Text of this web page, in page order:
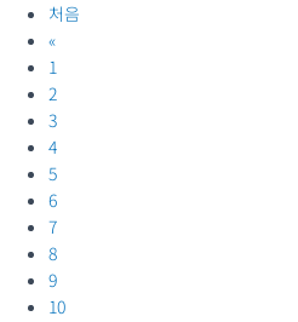
처음
«
1
2
3
4
5
6
7
8
9
10